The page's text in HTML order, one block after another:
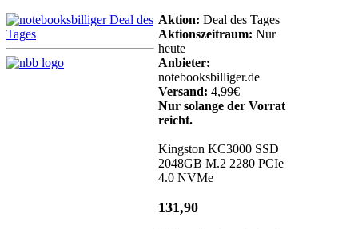
Aktion: Deal des Tages
Aktionszeitraum: Nur
heute
Anbieter:
notebooksbilliger.de
Versand: 4,99€
Nur solange der Vorrat
reicht.
Kingston KC3000 SSD
2048GB M.2 2280 PCIe
4.0 NVMe
131,90